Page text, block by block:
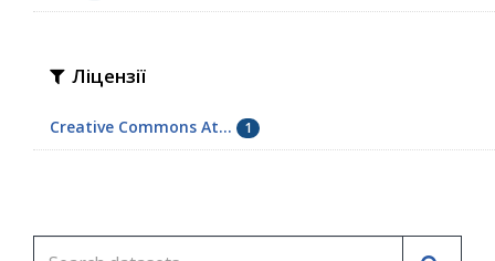
Ліцензії
Creative Commons At... 1